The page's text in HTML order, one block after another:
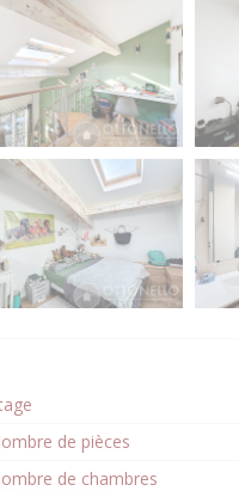
de pièces
de chambres